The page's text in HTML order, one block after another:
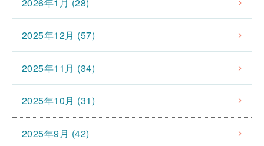
2025年12月 (57)
2025年11月 (34)
2025年10月 (31)
2025年9月 (42)